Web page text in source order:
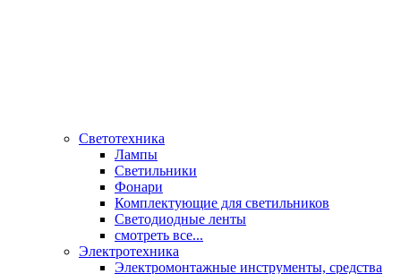
Светотехника
Лампы
Светильники
Фонари
Комплектующие для светильников
Светодиодные ленты
смотреть все...
Электротехника
Электромонтажные инструменты, средства